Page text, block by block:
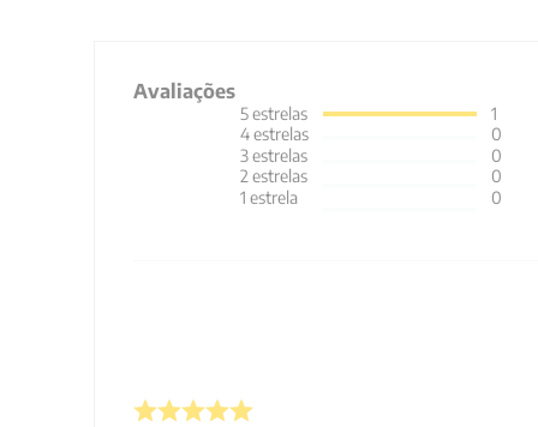
Avaliações
5estrelas
4estrelas
3estrelas
2 estrelas
1 estrela
1
0
0
0
0